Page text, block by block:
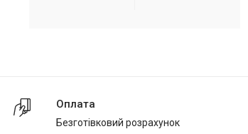
Оплата
Безготівковий розрахунок